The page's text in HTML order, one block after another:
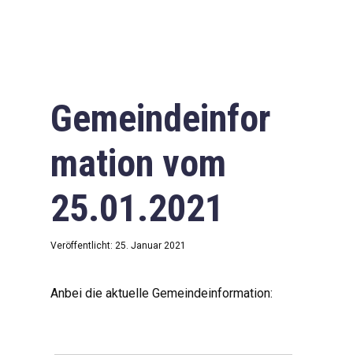
Gemeindeinfor
mation vom
25.01.2021
Veröffentlicht: 25. Januar 2021
Anbei die aktuelle Gemeindeinformation: